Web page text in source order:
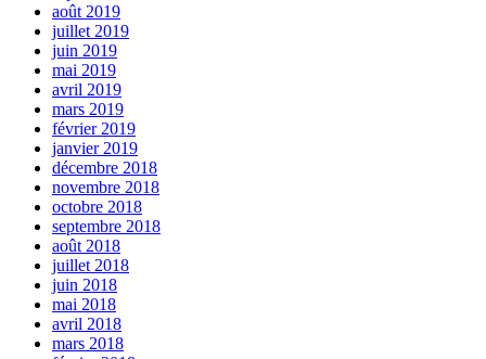
août 2019
juillet 2019
juin 2019
mai 2019
avril 2019
mars 2019
février 2019
janvier 2019
décembre 2018
novembre 2018
octobre 2018
septembre 2018
août 2018
juillet 2018
juin 2018
mai 2018
avril 2018
mars 2018